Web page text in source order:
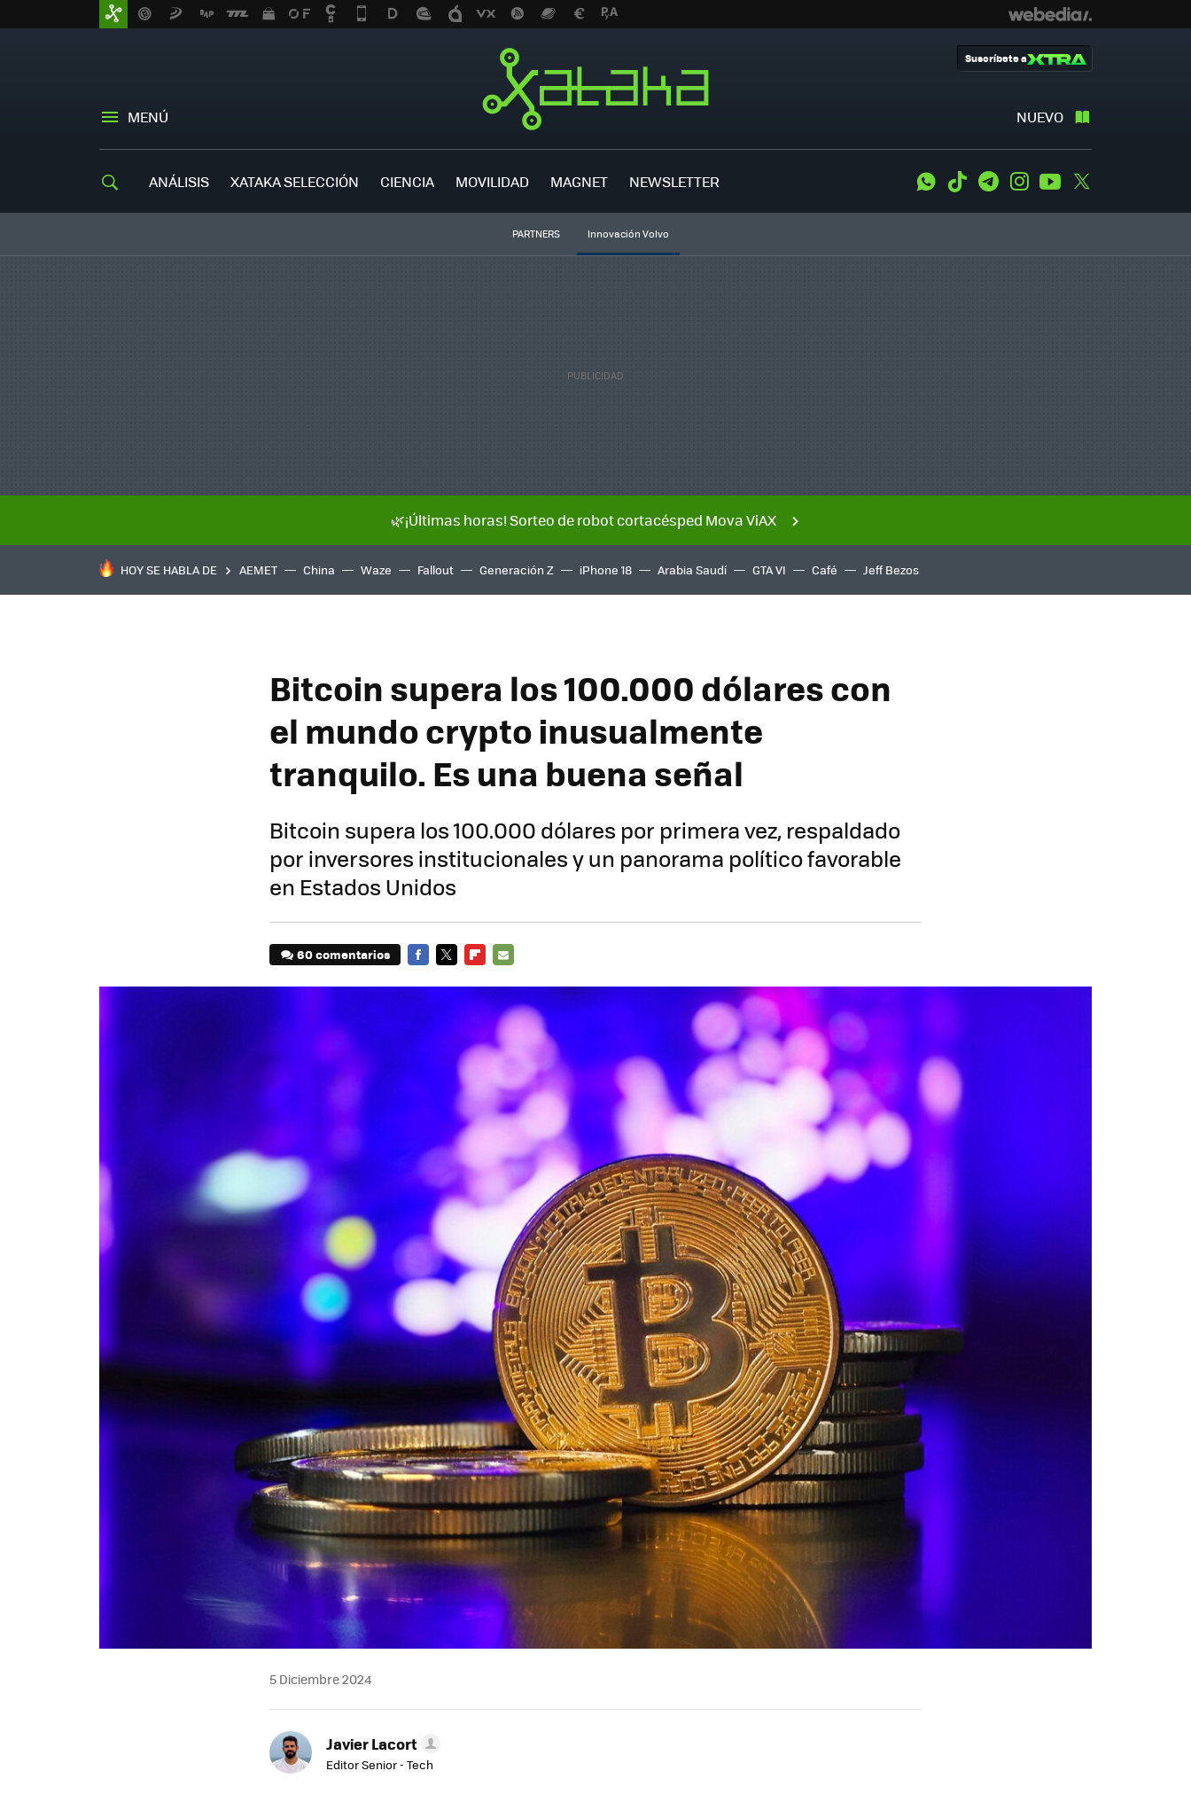
MENÚ NUEVO
Suscríbete a
ANÁLISIS XATAKA SELECCIÓN CIENCIA MOVILIDAD MAGNET NEWSLETTER WhatsApp
Tiktok TelegramInstagramYoutube
PARTNERS Innovación Volvo
🌿¡Últimas horas! Sorteo de robot cortacésped Mova ViAX
HOY SE HABLA DE AEMET China Waze Fallout Generación Z iPhone 18 Arabia Saudí GTA VI Café Jeff Bezos
Bitcoin supera los 100.000 dólares con
el mundo crypto inusualmente
tranquilo. Es una buena señal
Bitcoin supera los 100.000 dólares por primera vez, respaldado
por inversores institucionales y un panorama político favorable
en Estados Unidos
60 comentarios
MAIL
5 Diciembre 2024
Javier Lacort
Editor Senior - Tech